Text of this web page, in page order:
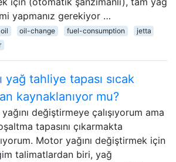
yapmanız gerekiyor …
oil oil-change fuel-consumption
jetta
yağ tahliye tapası sıcak
kaynaklanıyor mu?
değiştirmeye çalışıyorum ama
tapasını çıkarmakta
Motor yağını değiştirmek için
talimatlardan biri, yağ